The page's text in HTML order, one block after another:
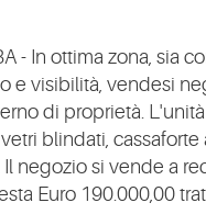
- In ottima zona, sia
e visibilità, vendesi
di proprietà.
blindati,
negozio si vende a
Euro 190.000,00